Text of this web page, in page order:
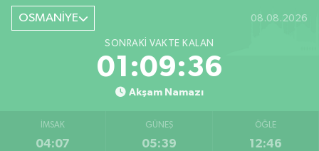
OSMANİYE 08.08.2026
SONRAKI VAKTE KALAN
01:09:35
Akşam Namazı
İMSAK
04:07
GÜNEŞ
05:39
ÖĞLE
12:46